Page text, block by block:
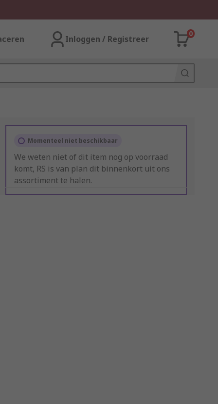
Inloggen / Registreer
0
Momenteel niet beschikbaar
We weten niet of dit item nog op voorraad
komt, RS is van plan dit binnenkort uit ons
assortiment te halen.